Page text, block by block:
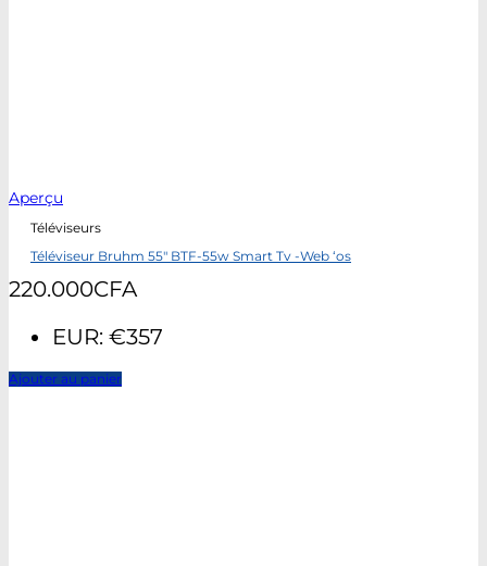
Aperçu
Téléviseurs
Téléviseur Bruhm 55″ BTF-55w Smart Tv -Web ‘os
220.000CFA
EUR: €357
Ajouter au panier